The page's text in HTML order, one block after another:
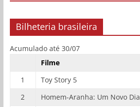
Bilheteria brasileira
Acumulado até 30/07
Filme
1
Toy Story 5
2
Homem-Aranha: Um Novo Dia